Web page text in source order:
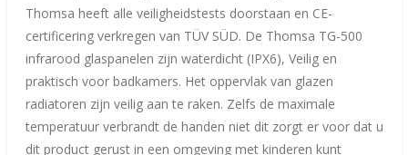
Thomsa heeft alle veiligheidstests doorstaan ​​en CE-
certificering verkregen van TÜV SÜD. De Thomsa TG-500
infrarood glaspanelen zijn waterdicht (IPX6), Veilig en
praktisch voor badkamers. Het oppervlak van glazen
radiatoren zijn veilig aan te raken. Zelfs de maximale
temperatuur verbrandt de handen niet dit zorgt er voor dat u
dit product gerust in een omgeving met kinderen kunt